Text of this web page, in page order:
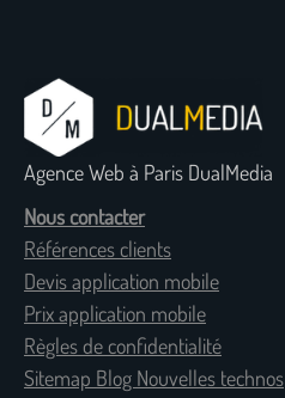
Agence Web à Paris DualMedia
Nous contacter
Références clients
Devis application mobile
Prix application mobile
Règles de confidentialité
Sitemap Blog Nouvelles technos